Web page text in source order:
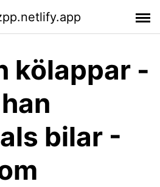
kölappar -
bilar -